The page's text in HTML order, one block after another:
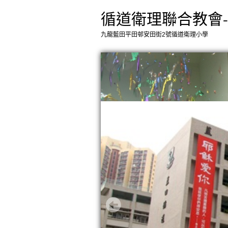
循道衛理聯合教會
九龍藍田平田邨安田街2號循道衛理小學